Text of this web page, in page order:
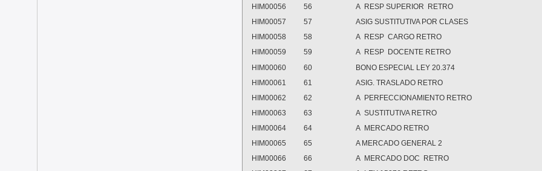
HIM00056
56
A RESP SUPERIOR RETRO
HIM00057
57
ASIG SUSTITUTIVA POR CLASES
HIM00058
58
A RESP CARGO RETRO
HIM00059
59
A RESP DOCENTE RETRO
HIM00060
60
BONO ESPECIAL LEY 20.374
HIM00061
61
ASIG. TRASLADO RETRO
HIM00062
62
A PERFECCIONAMIENTO RETRO
HIM00063
63
A SUSTITUTIVA RETRO
HIM00064
64
A MERCADO RETRO
HIM00065
65
A MERCADO GENERAL 2
HIM00066
66
A MERCADO DOC RETRO